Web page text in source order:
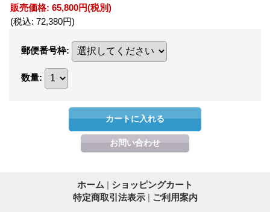
販売価格: 65,800円(税別)
(税込: 72,380円)
郵便番号枠:
数量:
ホーム | ショッピングカート
特定商取引法表示 | ご利用案内